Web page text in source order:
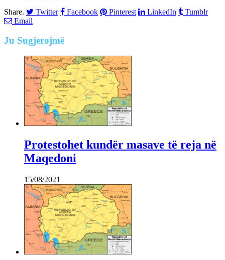
Share.
Twitter Facebook Pinterest LinkedIn
Tumblr
Email
Ju Sugjerojmë
Protestohet kundër masave të reja në
Maqedoni
15/08/2021